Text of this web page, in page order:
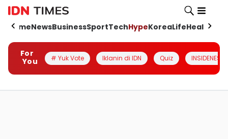
HomeNewsBusinessSportTechHypeKoreaLifeHealth
For
You
# Yuk Vote Iklanin di IDN Quiz INSIDENESIA